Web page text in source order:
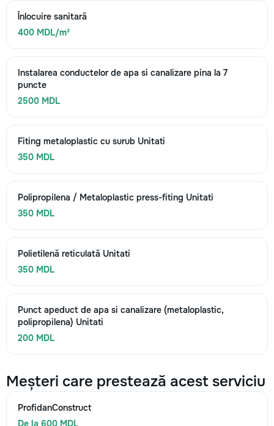
Înlocuire sanitară
400 MDL/m²
Instalarea conductelor de apa si canalizare pina la 7
puncte
2500 MDL
Fiting metaloplastic cu surub Unitati
350 MDL
Polipropilena / Metaloplastic press-fiting Unitati
350 MDL
Polietilenă reticulată Unitati
350 MDL
Punct apeduct de apa si canalizare (metaloplastic,
polipropilena) Unitati
200 MDL
Meșteri care prestează acest serviciu
ProfidanConstruct
De la 600 MDL